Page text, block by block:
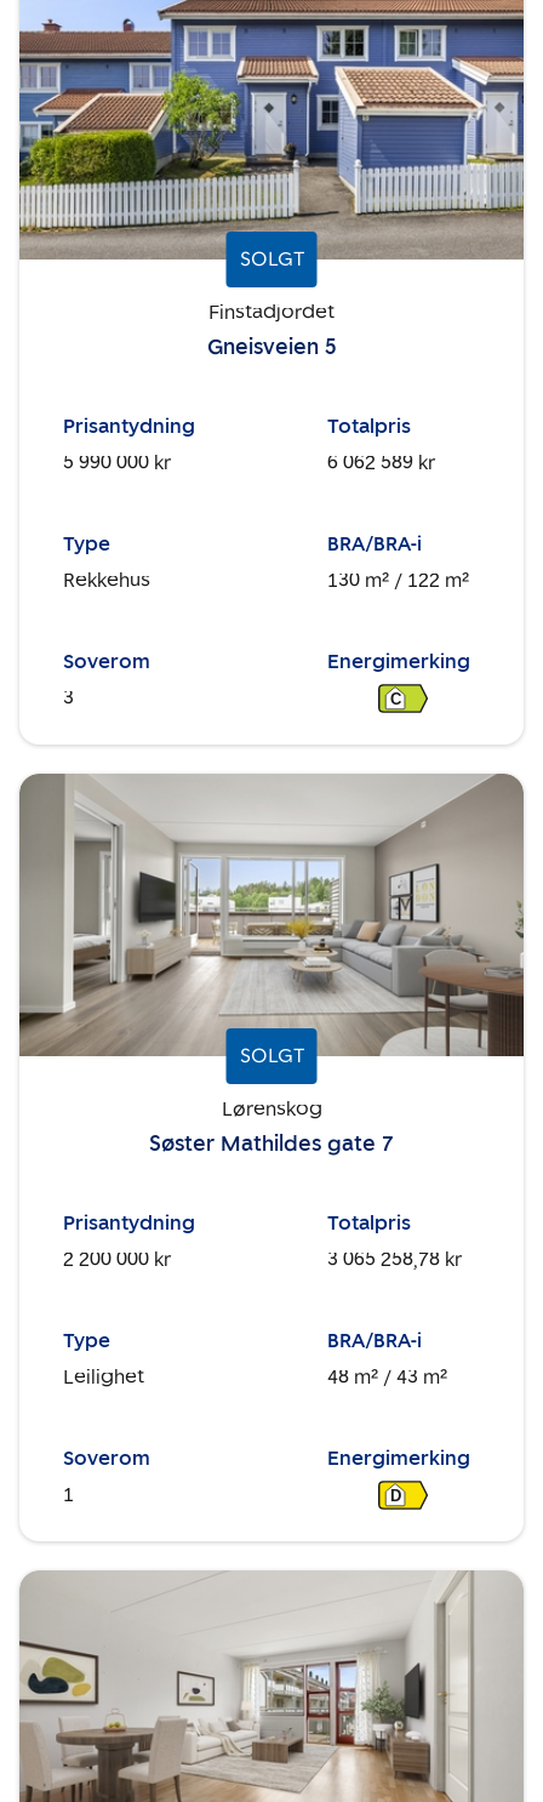
SOLGT
Finstadjordet
Gneisveien 5
Prisantydning
5 990 000 kr
Totalpris
6 062 589 kr
Type
Rekkehus
BRA/BRA-i
130 m² / 122 m²
Soverom
3
Energimerking
C
SOLGT
Lørenskog
Søster Mathildes gate 7
Prisantydning
2 200 000 kr
Totalpris
3 065 258,78 kr
Type
Leilighet
BRA/BRA-i
48 m² / 43 m²
Soverom
1
Energimerking
D